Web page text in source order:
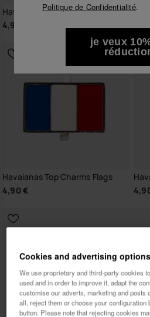
Havaianas Top Charms Flags
4,90 €
Havaianas Top Charms Flags
4,90 €
Politique de Confidentialité.
je veux
Cookies and advertising options
We use proprietary and third-party cookies
used and in order to improve it, adapt the
customise our adverts, marketing and posts
all, reject them or choose your
button. Please note that rejecting cookies